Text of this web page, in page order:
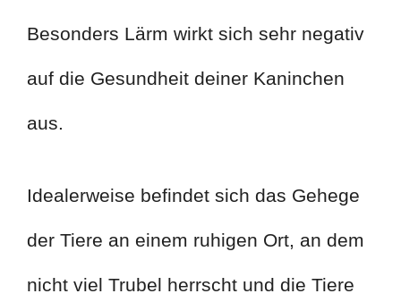
Besonders Lärm wirkt sich sehr negativ
auf die Gesundheit deiner Kaninchen
aus.
Idealerweise befindet sich das Gehege
der Tiere an einem ruhigen Ort, an dem
nicht viel Trubel herrscht und die Tiere